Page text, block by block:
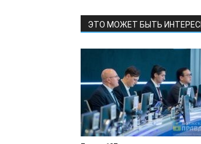
ЭТО МОЖЕТ БЫТЬ